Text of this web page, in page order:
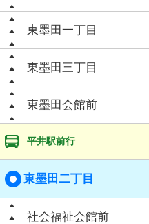
東墨田一丁目
東墨田三丁目
東墨田会館前
平井駅前行
東墨田二丁目
社会福祉会館前